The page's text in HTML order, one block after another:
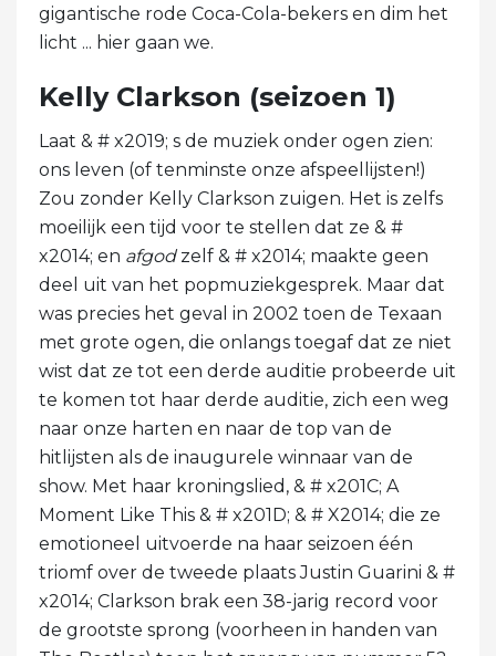
gigantische rode Coca-Cola-bekers en dim het
licht ... hier gaan we.
Kelly Clarkson (seizoen 1)
Laat & # x2019; s de muziek onder ogen zien:
ons leven (of tenminste onze afspeellijsten!)
Zou zonder Kelly Clarkson zuigen. Het is zelfs
moeilijk een tijd voor te stellen dat ze & #
x2014; en afgodzelf & # x2014; maakte geen
deel uit van het popmuziekgesprek. Maar dat
was precies het geval in 2002 toen de Texaan
met grote ogen, die onlangs toegaf dat ze niet
wist dat ze tot een derde auditie probeerde uit
te komen tot haar derde auditie, zich een weg
naar onze harten en naar de top van de
hitlijsten als de inaugurele winnaar van de
show. Met haar kroningslied, & # x201C; A
Moment Like This & # x201D; & # X2014; die ze
emotioneel uitvoerde na haar seizoen één
triomf over de tweede plaats Justin Guarini & #
x2014; Clarkson brak een 38-jarig record voor
de grootste sprong (voorheen in handen van